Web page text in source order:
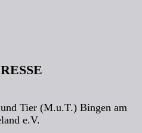
Tier (M.u.T.) Bingen am
e.V.